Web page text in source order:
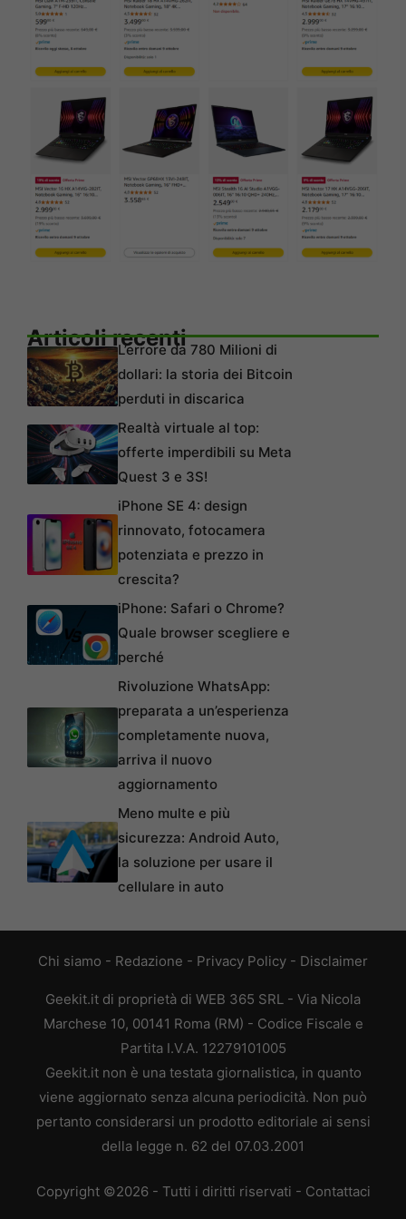
Articoli recentiL’errore da 780 Milioni di
dollari: la storia dei Bitcoin
perduti in discarica
Realtà virtuale al top:
offerte imperdibili su Meta
Quest 3 e 3S!
iPhone SE 4: design
rinnovato, fotocamera
potenziata e prezzo in
crescita?
iPhone: Safari o Chrome?
Quale browser scegliere e
perché
Rivoluzione WhatsApp:
preparata a un’esperienza
completamente nuova,
arriva il nuovo
aggiornamento
Meno multe e più
sicurezza: Android Auto,
la soluzione per usare il
cellulare in auto
Chi siamo - Redazione - Privacy Policy - Disclaimer
Geekit.it di proprietà di WEB 365 SRL - Via Nicola
Marchese 10, 00141 Roma (RM) - Codice Fiscale e
Partita I.V.A. 12279101005
Geekit.it non è una testata giornalistica, in quanto
viene aggiornato senza alcuna periodicità. Non può
pertanto considerarsi un prodotto editoriale ai sensi
della legge n. 62 del 07.03.2001
Copyright ©2026 - Tutti i diritti riservati - Contattaci